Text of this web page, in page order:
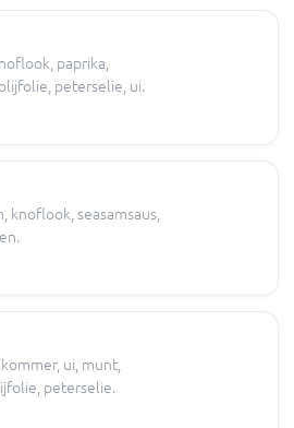
paprika,
peterselie, ui.
knoflook, seasamsaus,
ui, munt,
peterselie.